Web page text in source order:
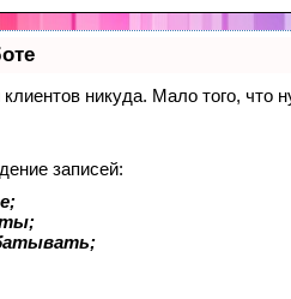
никуда. Мало того,
записей: